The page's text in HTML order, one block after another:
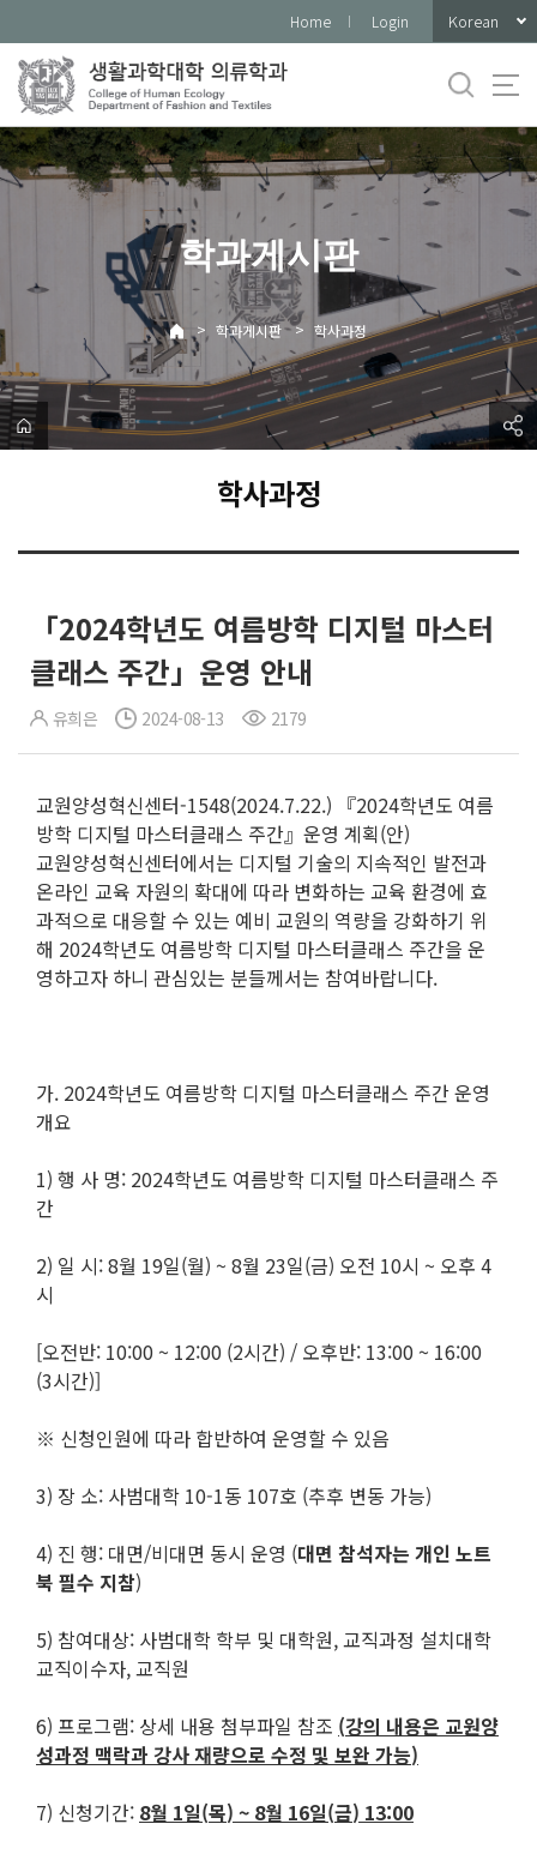
로
메
뉴
Home Login Korean
학과게시판
> 학과게시판 > 학사과정
학사과정
「2024학년도 여름방학 디지털 마스터
클래스 주간」운영 안내
유희은 2024-08-13 2179
교원양성혁신센터-1548(2024.7.22.) 『2024학년도 여름
방학 디지털 마스터클래스 주간』운영 계획(안)
교원양성혁신센터에서는 디지털 기술의 지속적인 발전과
온라인 교육 자원의 확대에 따라 변화하는 교육 환경에 효
과적으로 대응할 수 있는 예비 교원의 역량을 강화하기 위
해 2024학년도 여름방학 디지털 마스터클래스 주간을 운
영하고자 하니 관심있는 분들께서는 참여바랍니다.
가. 2024학년도 여름방학 디지털 마스터클래스 주간 운영
개요
1) 행 사 명: 2024학년도 여름방학 디지털 마스터클래스 주
간
2) 일 시: 8월 19일(월) ~ 8월 23일(금) 오전 10시 ~ 오후 4
시
[오전반: 10:00 ~ 12:00 (2시간) / 오후반: 13:00 ~ 16:00
(3시간)]
※ 신청인원에 따라 합반하여 운영할 수 있음
3) 장 소: 사범대학 10-1동 107호 (추후 변동 가능)
4) 진 행: 대면/비대면 동시 운영 (대면 참석자는 개인 노트
북 필수 지참)
5) 참여대상: 사범대학 학부 및 대학원, 교직과정 설치대학
교직이수자, 교직원
6) 프로그램: 상세 내용 첨부파일 참조 (강의 내용은 교원양
성과정 맥락과 강사 재량으로 수정 및 보완 가능)
7) 신청기간: 8월 1일(목) ~ 8월 16일(금) 13:00